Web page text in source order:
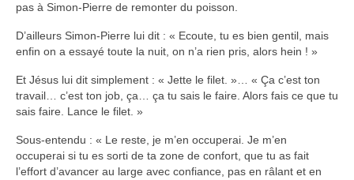
pas à Simon-Pierre de remonter du poisson.
D’ailleurs Simon-Pierre lui dit : « Ecoute, tu es bien gentil, mais
enfin on a essayé toute la nuit, on n’a rien pris, alors hein ! »
Et Jésus lui dit simplement : « Jette le filet. »… « Ça c’est ton
travail… c’est ton job, ça… ça tu sais le faire. Alors fais ce que tu
sais faire. Lance le filet. »
Sous-entendu : « Le reste, je m’en occuperai. Je m’en
occuperai si tu es sorti de ta zone de confort, que tu as fait
l’effort d’avancer au large avec confiance, pas en râlant et en